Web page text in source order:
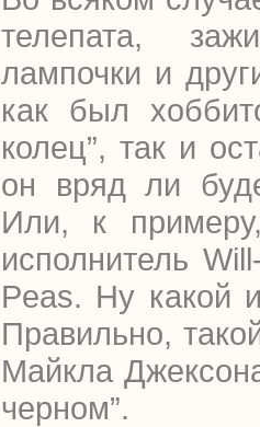
телепата,
лампочки и
как был
колец”, так и
он вряд ли
Или, к
исполнитель
Peas. Ну какой
Правильно,
Майкла
черном”.